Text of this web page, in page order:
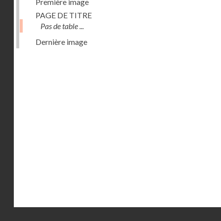
PAGE DE TITRE
Pas de table ...
Dernière image